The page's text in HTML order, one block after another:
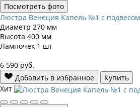
Посмотреть фото
Люстра Венеция Капель №1 с подвесом
Диаметр 270 мм
Высота 400 мм
Лампочек 1 шт
6 590 руб.
Добавить в избранное
Купить
Хит